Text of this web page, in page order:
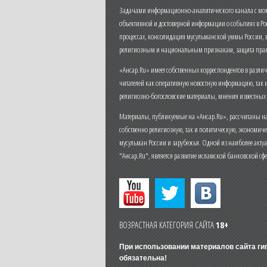
Задачами информационно-аналитического канала с
объективной и достоверной информации о событиях в
процессах, консолидация мусульманской уммы
религиозным и национальным признакам, защита
«Ансар.Ru» имеет собственных корреспондентов в
читателей как оперативную новостную информацию, так
религиозно-богословские материалы, мнения
Материалы, публикуемые на «Ансар.Ru», рассчитаны
собственно религиозную, так и политическую,
мусульман России и зарубежья. Одной из наиболее
"Ансар.Ru", является развитие исламской банковской
ВОЗРАСТНАЯ КАТЕГОРИЯ САЙТА18+
При использовании материалов сайта
обязательна!